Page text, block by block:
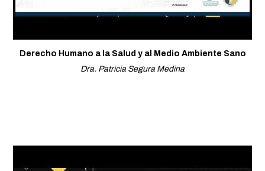
Derecho Humano a la Salud y al Medio Ambiente Sano
Dra. Patricia Segura Medina